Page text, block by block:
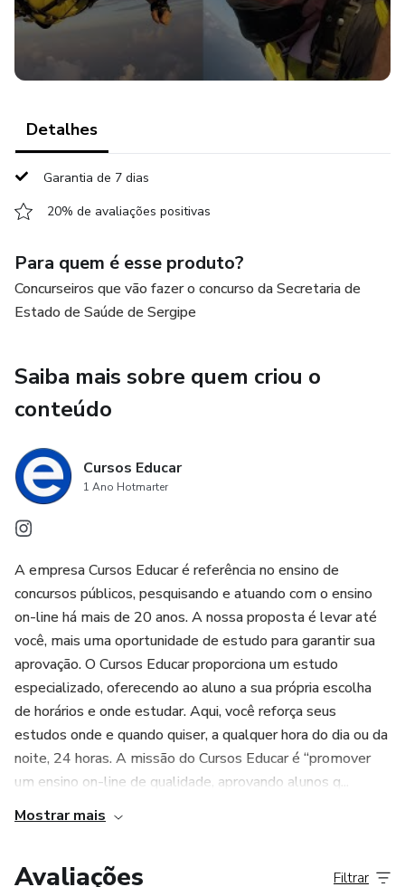
expressão da cultura sergipana, 14. Educação em Sergipe.
Detalhes
Garantia de 7 dias
20% de avaliações positivas
Para quem é esse produto?
Concurseiros que vão fazer o concurso da Secretaria de
Estado de Saúde de Sergipe
Saiba mais sobre quem criou o
conteúdo
Cursos Educar
1 Ano Hotmarter
A empresa Cursos Educar é referência no ensino de
concursos públicos, pesquisando e atuando com o ensino
on-line há mais de 20 anos. A nossa proposta é levar até
você, mais uma oportunidade de estudo para garantir sua
aprovação. O Cursos Educar proporciona um estudo
especializado, oferecendo ao aluno a sua própria escolha
de horários e onde estudar. Aqui, você reforça seus
estudos onde e quando quiser, a qualquer hora do dia ou da
noite, 24 horas. A missão do Cursos Educar é “promover
um ensino on-line de qualidade, aprovando alunos q...
Mostrar mais
Avaliações Filtrar